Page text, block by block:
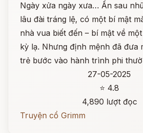
Ngày xửa ngày xưa… Ẩn sau
lâu đài tráng lệ, có một bí mật
nhà vua biết đến – bí mật về
kỳ lạ. Nhưng định mệnh đã đưa
trẻ bước vào hành trình phi
27-05-2025
⭐ 4.8
4,890 lượt đọc
Truyện cổ Grimm